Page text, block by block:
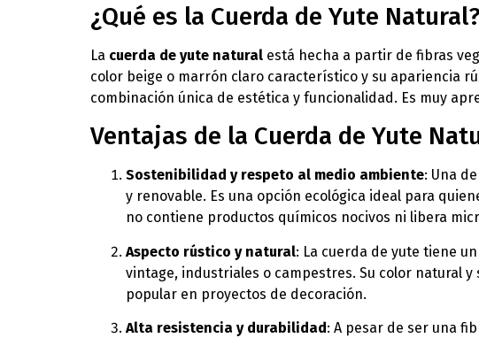
¿Qué es la Cuerda de Yute Natural?
La cuerda de yute natural está hecha a partir de fibras
color beige o marrón claro característico y su apariencia
combinación única de estética y funcionalidad. Es muy
Ventajas de la Cuerda de Yute
Sostenibilidad y respeto al medio ambiente: Una
y renovable. Es una opción ecológica ideal para
no contiene productos químicos nocivos ni libera
Aspecto rústico y natural: La cuerda de yute tiene
vintage, industriales o campestres. Su color natural
popular en proyectos de decoración.
Alta resistencia y durabilidad : A pesar de ser una